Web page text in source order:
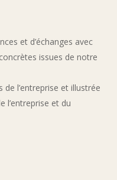
et d’échanges avec
issues de notre
l’entreprise et illustrée
l’entreprise et du